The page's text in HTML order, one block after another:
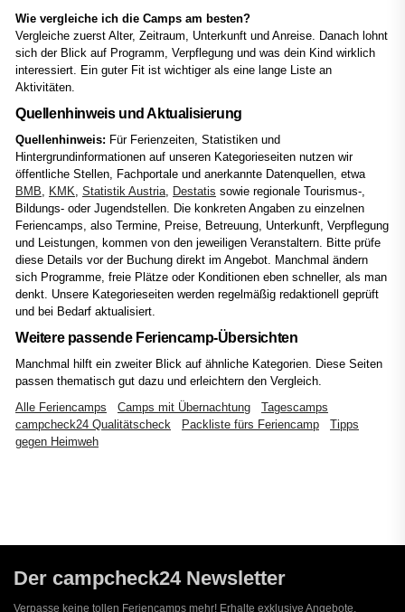
Wie vergleiche ich die Camps am besten?
Vergleiche zuerst Alter, Zeitraum, Unterkunft und Anreise. Danach lohnt
sich der Blick auf Programm, Verpflegung und was dein Kind wirklich
interessiert. Ein guter Fit ist wichtiger als eine lange Liste an
Aktivitäten.
Quellenhinweis und Aktualisierung
Quellenhinweis: Für Ferienzeiten, Statistiken und
Hintergrundinformationen auf unseren Kategorieseiten nutzen wir
öffentliche Stellen, Fachportale und anerkannte Datenquellen, etwa
BMB
KMK Statistik Austria Destatis sowie regionale Tourismus-,
Bildungs- oder Jugendstellen. Die konkreten Angaben zu einzelnen
Feriencamps, also Termine, Preise, Betreuung, Unterkunft, Verpflegung
und Leistungen, kommen von den jeweiligen Veranstaltern. Bitte prüfe
diese Details vor der Buchung direkt im Angebot. Manchmal ändern
sich Programme, freie Plätze oder Konditionen eben schneller, als man
denkt. Unsere Kategorieseiten werden regelmäßig redaktionell geprüft
und bei Bedarf aktualisiert.
Weitere passende Feriencamp-Übersichten
Manchmal hilft ein zweiter Blick auf ähnliche Kategorien. Diese Seiten
passen thematisch gut dazu und erleichtern den Vergleich.
Alle Feriencamps
Camps mit Übernachtung
Tagescamps
campcheck24 Qualitätscheck
Packliste fürs Feriencamp
Tipps
gegen Heimweh
Der campcheck24 Newsletter
Verpasse keine tollen Feriencamps mehr! Erhalte exklusive Angebote,